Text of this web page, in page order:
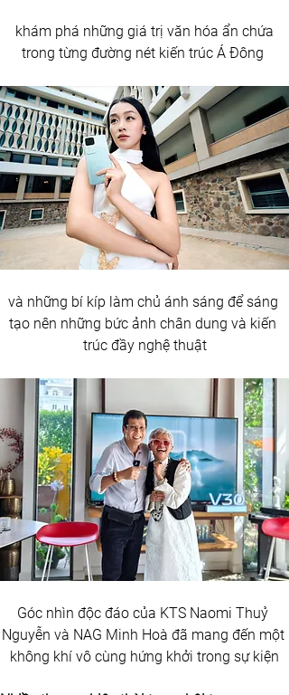
trong từng đường nét kiến trúc Á Đông
và những bí kíp làm chủ ánh sáng để sáng
tạo nên những bức ảnh chân dung và kiến
trúc đầy nghệ thuật
Góc nhìn độc đáo của KTS Naomi Thuỷ
Nguyễn và NAG Minh Hoà đã mang đến một
không khí vô cùng hứng khởi trong sự kiện